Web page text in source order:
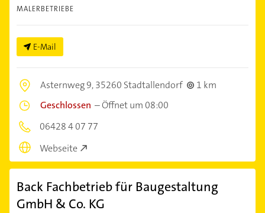
MALERBETRIEBE
E-Mail
Asternweg 9,35260 Stadtallendorf
1 km
Geschlossen –Öffnet um 08:00
06428 4 07 77
Webseite
Back Fachbetrieb für Baugestaltung
GmbH & Co. KG